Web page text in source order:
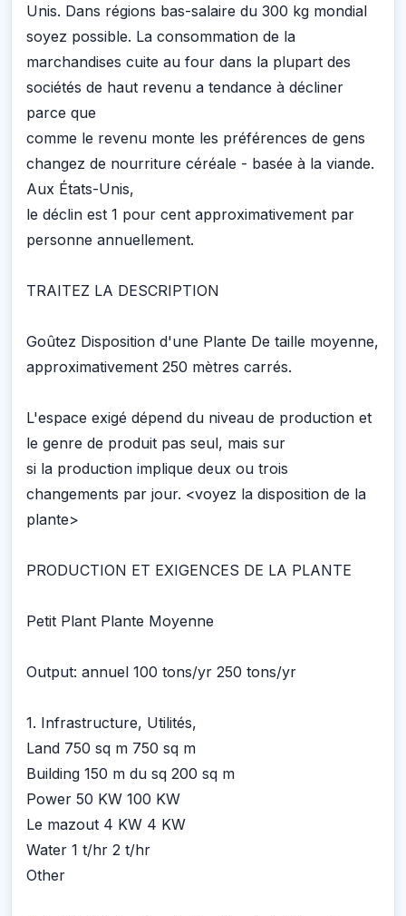
Unis. Dans régions bas-salaire du 300 kg mondial
soyez possible. La consommation de la
marchandises cuite au four dans la plupart des
sociétés de haut revenu a tendance à décliner
parce que
comme le revenu monte les préférences de gens
changez de nourriture céréale - basée à la viande.
Aux États-Unis,
le déclin est 1 pour cent approximativement par
personne annuellement.
TRAITEZ LA DESCRIPTION
Goûtez Disposition d'une Plante De taille moyenne,
approximativement 250 mètres carrés.
L'espace exigé dépend du niveau de production et
le genre de produit pas seul, mais sur
si la production implique deux ou trois
changements par jour. <voyez la disposition de la
plante>
PRODUCTION ET EXIGENCES DE LA PLANTE
Petit Plant Plante Moyenne
Output: annuel 100 tons/yr 250 tons/yr
1. Infrastructure, Utilités,
Land 750 sq m 750 sq m
Building 150 m du sq 200 sq m
Power 50 KW 100 KW
Le mazout 4 KW 4 KW
Water 1 t/hr 2 t/hr
Other